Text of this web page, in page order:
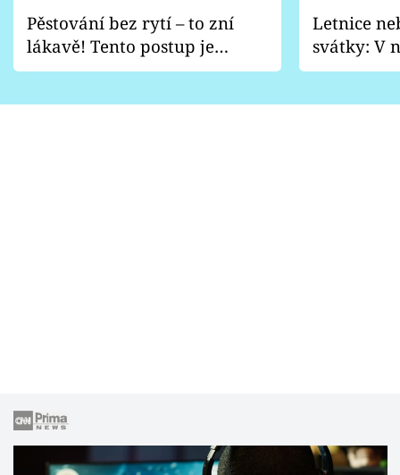
Pěstování bez rytí – to zní
lákavě! Tento postup je
vhodný jen pro některé
Letnice
svátky: V
pondělí